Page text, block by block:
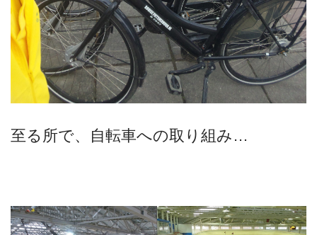
至る所で、自転車への取り組み…